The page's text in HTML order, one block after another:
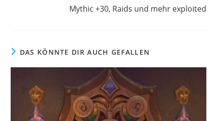
Mythic +30, Raids und mehr exploited
DAS KÖNNTE DIR AUCH GEFALLEN